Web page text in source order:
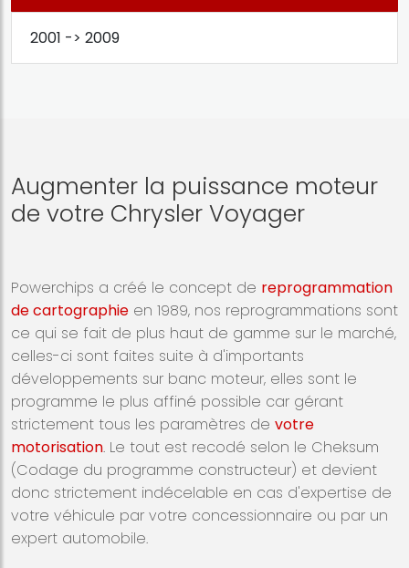
2001 -> 2009
Augmenter la puissance moteur
de votre Chrysler Voyager
Powerchips a créé le concept de reprogrammation
de cartographie en 1989, nos reprogrammations sont
ce qui se fait de plus haut de gamme sur le marché,
celles-ci sont faites suite à d'importants
développements sur banc moteur, elles sont le
programme le plus affiné possible car gérant
strictement tous les paramètres de votre
motorisation. Le tout est recodé selon le Cheksum
(Codage du programme constructeur) et devient
donc strictement indécelable en cas d'expertise de
votre véhicule par votre concessionnaire ou par un
expert automobile.